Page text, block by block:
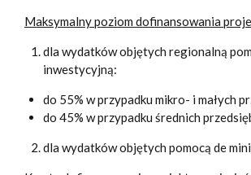
Maksymalny poziom dofinansowania
dla wydatków objętych regionalną
inwestycyjną:
do 55% w przypadku mikro- i małych
do 45% w przypadku średnich
dla wydatków objętych pomocą de